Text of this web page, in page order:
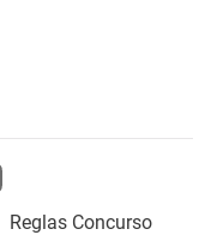
Reglas Concurso